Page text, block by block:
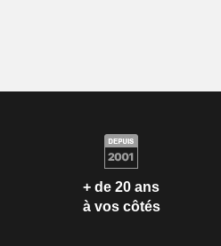
+ de 20 ans
à vos côtés